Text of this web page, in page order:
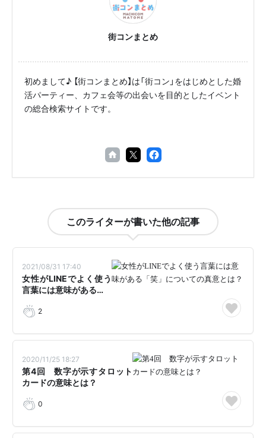
街コンまとめ
初めまして♪ 【街コンまとめ】は「街コン」をはじめとした婚
活パーティー、カフェ会等の出会いを目的としたイベント
の総合検索サイトです。
このライターが書いた他の記事
2021/08/31 17:40
女性がLINEでよく使う
言葉には意味がある…
2
2020/11/25 18:27
第4回 数字が示すタロット
カードの意味とは？
0